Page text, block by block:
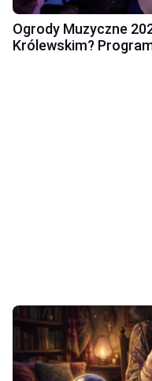
Ogrody Muzyczne
Królewskim?